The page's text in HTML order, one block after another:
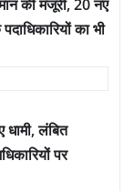
की मंजूरी, 20 नए
का भी
लंबित
पर